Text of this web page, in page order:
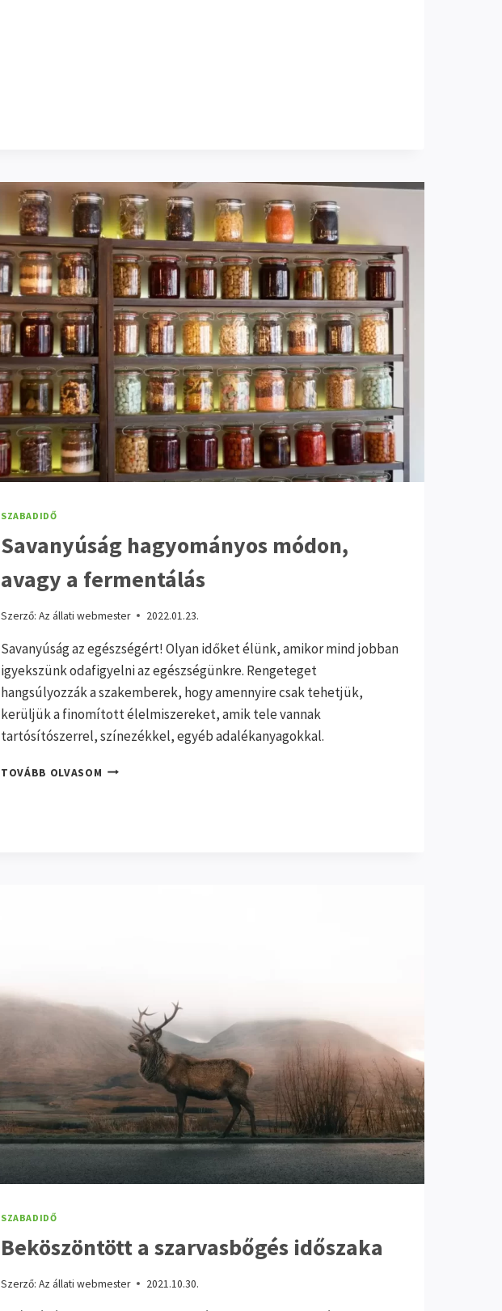
SZABADIDŐ
Savanyúság hagyományos módon,
avagy a fermentálás
Szerző: Az állati webmester 2022.01.23.
Savanyúság az egészségért! Olyan időket élünk, amikor mind jobban
igyekszünk odafigyelni az egészségünkre. Rengeteget
hangsúlyozzák a szakemberek, hogy amennyire csak tehetjük,
kerüljük a finomított élelmiszereket, amik tele vannak
tartósítószerrel, színezékkel, egyéb adalékanyagokkal.
TOVÁBB OLVASOM SAVANYÚSÁG
SZABADIDŐ
Beköszöntött a szarvasbőgés időszaka
Szerző: Az állati webmester 2021.10.30.